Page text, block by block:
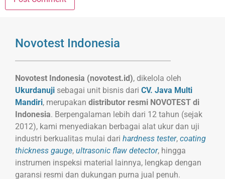
Novotest Indonesia
Novotest Indonesia (novotest.id), dikelola oleh
Ukurdanuji sebagai unit bisnis dari CV. Java Multi
Mandiri, merupakan distributor resmi NOVOTEST di
Indonesia. Berpengalaman lebih dari 12 tahun (sejak
2012), kami menyediakan berbagai alat ukur dan uji
industri berkualitas mulai dari hardness tester, coating
thickness gauge, ultrasonic flaw detector, hingga
instrumen inspeksi material lainnya, lengkap dengan
garansi resmi dan dukungan purna jual penuh.